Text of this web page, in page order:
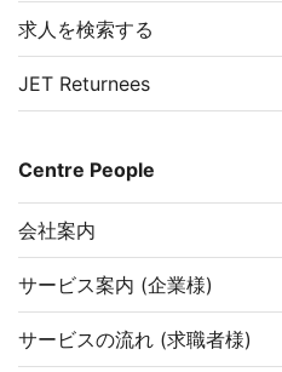
求人を検索する
JET Returnees
Centre People
会社案内
サービス案内 (企業様)
サービスの流れ (求職者様)